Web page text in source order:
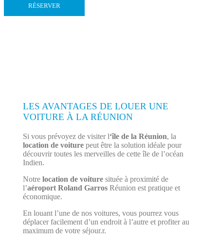
RÉSERVER
LES AVANTAGES DE LOUER UNE
VOITURE À LA RÉUNION
Si vous prévoyez de visiter l‘île de la Réunion, la
location de voiturepeut être la solution idéale pour
découvrir toutes les merveilles de cette île de l’océan
Indien.
Notre location de voituresituée à proximité de
l’aéroport Roland GarrosRéunion est pratique et
économique.
En louant l’une de nos voitures, vous pourrez vous
déplacer facilement d’un endroit à l’autre et profiter au
maximum de votre séjour.r.